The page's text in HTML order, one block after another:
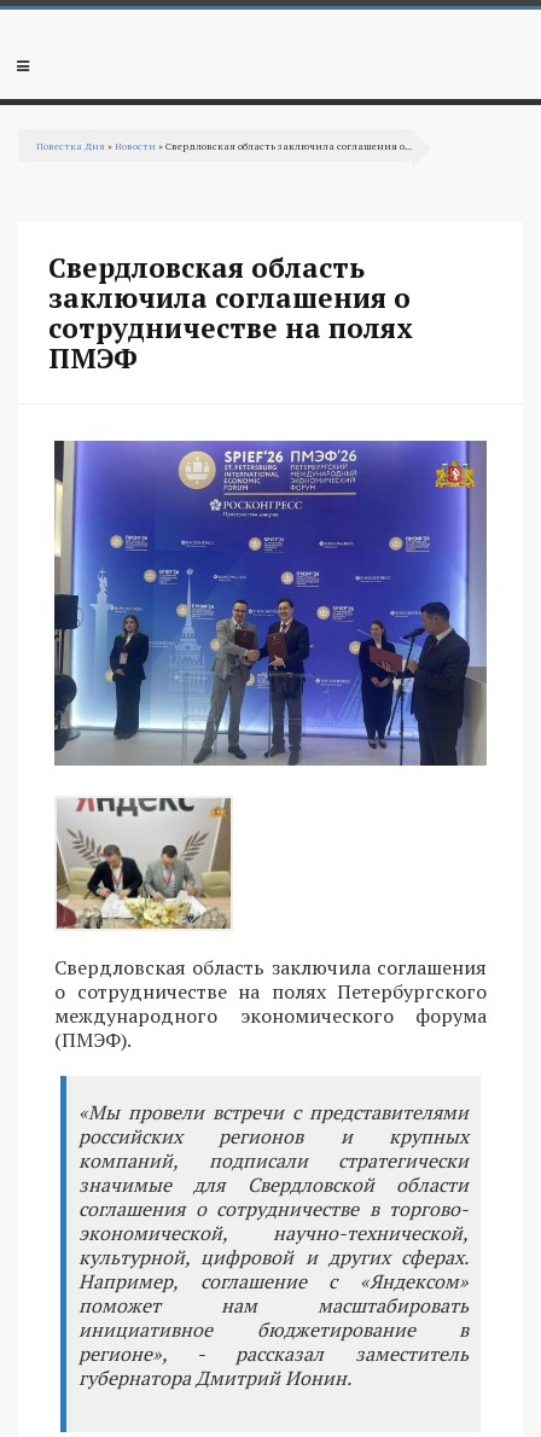
Перейти к основному содержанию
Мобильное
Повестка Дня »Новости » Свердловская область заключила соглашения о...
Свердловская область
заключила соглашения о
сотрудничестве на полях
ПМЭФ
Свердловская область заключила соглашения
о сотрудничестве на полях Петербургского
международного экономического форума
(ПМЭФ).
«Мы провели встречи с представителями
российских регионов и крупных
компаний, подписали стратегически
значимые для Свердловской области
соглашения о сотрудничестве в торгово-
экономической, научно-технической,
культурной, цифровой и других сферах.
Например, соглашение с «Яндексом»
поможет нам масштабировать
инициативное бюджетирование в
регионе», - рассказал заместитель
губернатора Дмитрий Ионин.